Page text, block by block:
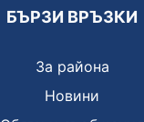
БЪРЗИ ВРЪЗКИ
За района
Новини